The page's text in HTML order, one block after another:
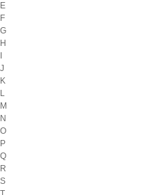
E
F
G
H
J
K
L
M
N
O
P
Q
R
S